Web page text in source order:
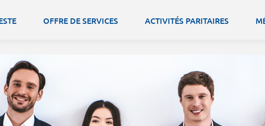
OFFRE DE SERVICES ACTIVITÉS PARITAIRES